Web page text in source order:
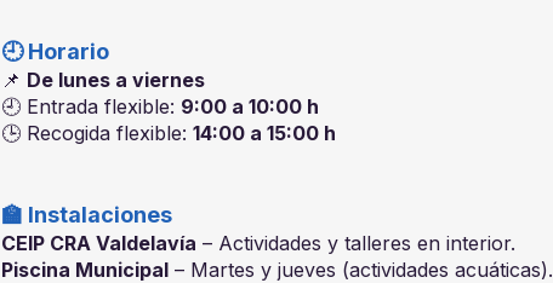
🕘 Horario
📌 De lunes a viernes
🕘 Entrada flexible: 9:00 a 10:00 h
🕒 Recogida flexible: 14:00 a 15:00 h
🏫 Instalaciones
CEIP CRA Valdelavía – Actividades y talleres en interior.
Piscina Municipal – Martes y jueves (actividades acuáticas).